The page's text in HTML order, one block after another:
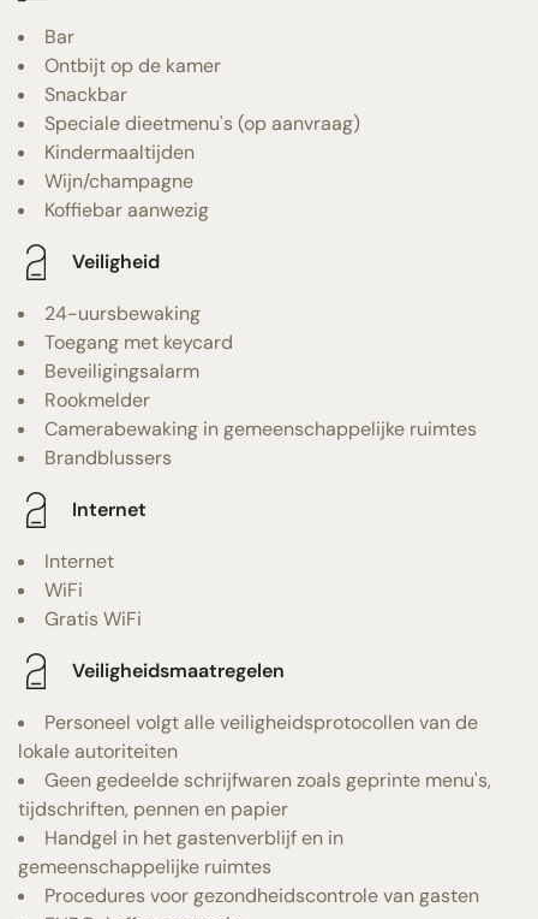
Bar
Ontbijt op de kamer
Snackbar
Speciale dieetmenu's (op aanvraag)
Kindermaaltijden
Wijn/champagne
Koffiebar aanwezig
Veiligheid
24-uursbewaking
Toegang met keycard
Beveiligingsalarm
Rookmelder
Camerabewaking in gemeenschappelijke ruimtes
Brandblussers
Internet
Internet
WiFi
Gratis WiFi
Veiligheidsmaatregelen
Personeel volgt alle veiligheidsprotocollen van de
lokale autoriteiten
Geen gedeelde schrijfwaren zoals geprinte menu's,
tijdschriften, pennen en papier
Handgel in het gastenverblijf en in
gemeenschappelijke ruimtes
Procedures voor gezondheidscontrole van gasten